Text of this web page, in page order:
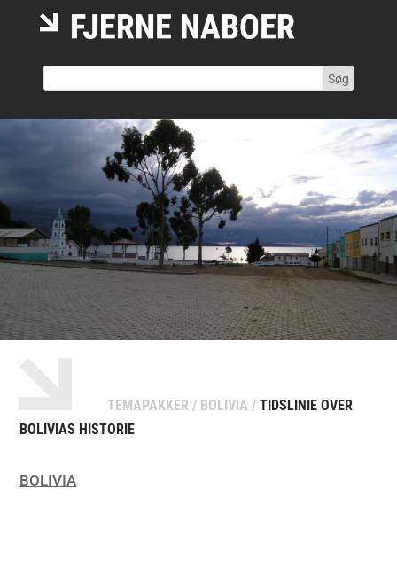
TEMAPAKKER / BOLIVIA /TIDSLINIE OVER
BOLIVIAS HISTORIE
BOLIVIA